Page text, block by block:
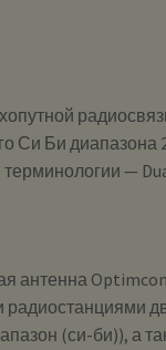
Си Би диапазона
—
антенна
(си-би)), а